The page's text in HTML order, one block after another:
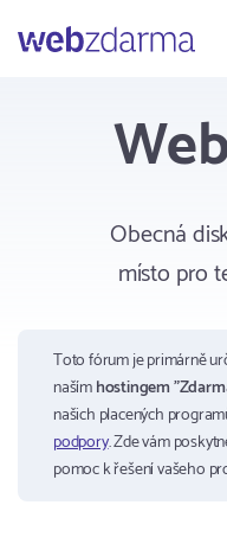
Obecná
místo pro
Toto fórum je primárně
našímhostingem
našich placených
podpory. Zde vám
pomoc k řešení vašeho